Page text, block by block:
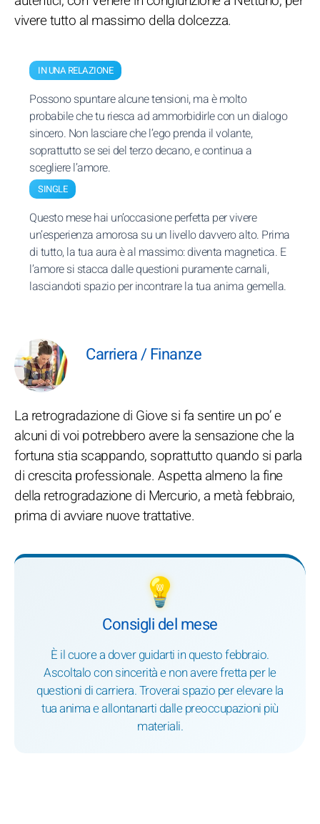
vivere tutto al massimo della dolcezza.
IN UNA RELAZIONE
Possono spuntare alcune tensioni, ma è molto
probabile che tu riesca ad ammorbidirle con un dialogo
sincero. Non lasciare che l’ego prenda il volante,
soprattutto se sei del terzo decano, e continua a
scegliere l’amore.
SINGLE
Questo mese hai un’occasione perfetta per vivere
un’esperienza amorosa su un livello davvero alto. Prima
di tutto, la tua aura è al massimo: diventa magnetica. E
l’amore si stacca dalle questioni puramente carnali,
lasciandoti spazio per incontrare la tua anima gemella.
Carriera / Finanze
La retrogradazione di Giove si fa sentire un po’ e
alcuni di voi potrebbero avere la sensazione che la
fortuna stia scappando, soprattutto quando si parla
di crescita professionale. Aspetta almeno la fine
della retrogradazione di Mercurio, a metà febbraio,
prima di avviare nuove trattative.
💡
Consigli del mese
È il cuore a dover guidarti in questo febbraio.
Ascoltalo con sincerità e non avere fretta per le
questioni di carriera. Troverai spazio per elevare la
tua anima e allontanarti dalle preoccupazioni più
materiali.